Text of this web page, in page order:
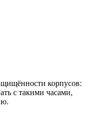
корпусов:
с такими часами,